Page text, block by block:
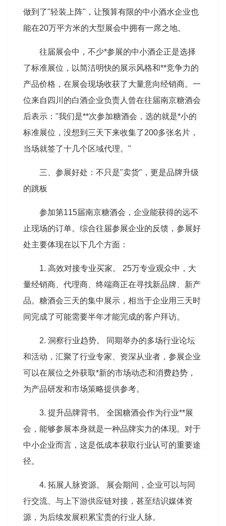
做到了"轻装上阵"，让预算有限的中小酒水企业也
能在20万平方米的大型展会中拥有一席之地。
往届展会中，不少*参展的中小酒企正是选择
了标准展位，以简洁明快的展示风格和**竞争力的
产品价格，在展会现场收获了大量意向经销商。一
位来自四川的白酒企业负责人曾在往届南京糖酒会
后表示："我们是**次参加糖酒会，选的就是*小的
标准展位，没想到三天下来收集了200多张名片，
当场就签了十几个区域代理。"
三、参展好处：不只是"卖货"，更是品牌升级
的跳板
参加第115届南京糖酒会，企业能获得的远不
止现场的订单。综合往届参展企业的反馈，参展好
处主要体现在以下几个方面：
1. 高效对接专业买家。 25万专业观众中，大
量经销商、代理商、终端商正在寻找新品牌、新产
品。糖酒会三天的集中展示，相当于企业用三天时
间完成了可能需要半年才能完成的客户拜访。
2. 洞察行业趋势。 同期举办的多场行业论坛
和活动，汇聚了行业专家、资深从业者，参展企业
可以在展位之外获取*新的市场动态和消费趋势，
为产品研发和市场策略提供参考。
3. 提升品牌背书。 全国糖酒会作为行业**展
会，能够参展本身就是一种品牌实力的体现。对于
中小企业而言，这是低成本获取行业认可的重要途
径。
4. 拓展人脉资源。 展会期间，企业可以与同
行交流、与上下游供应链对接，甚至结识媒体资
源，为后续发展积累宝贵的行业人脉。